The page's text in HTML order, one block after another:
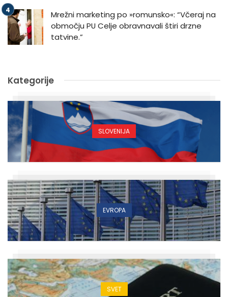
Mrežni marketing po »romunsko«: “Včeraj na
območju PU Celje obravnavali štiri drzne
tatvine.”
Kategorije
SLOVENIJA
EVROPA
SVET